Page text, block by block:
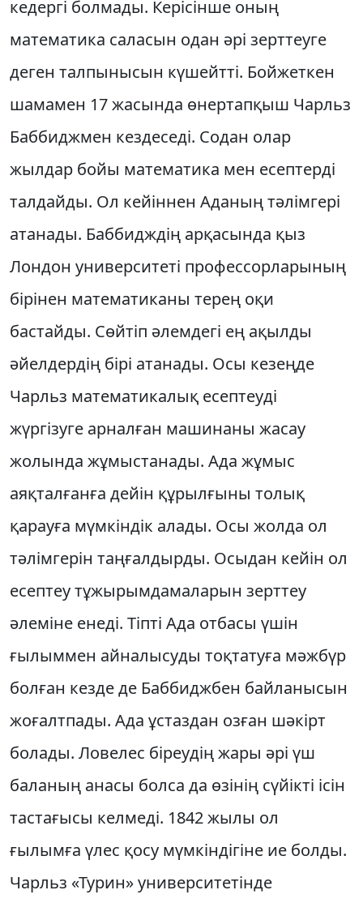
кедергі болмады. Керісінше оның
математика саласын одан әрі зерттеуге
деген талпынысын күшейтті. Бойжеткен
шамамен 17 жасында өнертапқыш Чарльз
Баббиджмен кездеседі. Содан олар
жылдар бойы математика мен есептерді
талдайды. Ол кейіннен Аданың тәлімгері
атанады. Баббидждің арқасында қыз
Лондон университеті профессорларының
бірінен математиканы терең оқи
бастайды. Сөйтіп әлемдегі ең ақылды
әйелдердің бірі атанады. Осы кезеңде
Чарльз математикалық есептеуді
жүргізуге арналған машинаны жасау
жолында жұмыстанады. Ада жұмыс
аяқталғанға дейін құрылғыны толық
қарауға мүмкіндік алады. Осы жолда ол
тәлімгерін таңғалдырды. Осыдан кейін ол
есептеу тұжырымдамаларын зерттеу
әлеміне енеді. Тіпті Ада отбасы үшін
ғылыммен айналысуды тоқтатуға мәжбүр
болған кезде де Баббиджбен байланысын
жоғалтпады. Ада ұстаздан озған шәкірт
болады. Ловелес біреудің жары әрі үш
баланың анасы болса да өзінің сүйікті ісін
тастағысы келмеді. 1842 жылы ол
ғылымға үлес қосу мүмкіндігіне ие болды.
Чарльз «Турин» университетінде